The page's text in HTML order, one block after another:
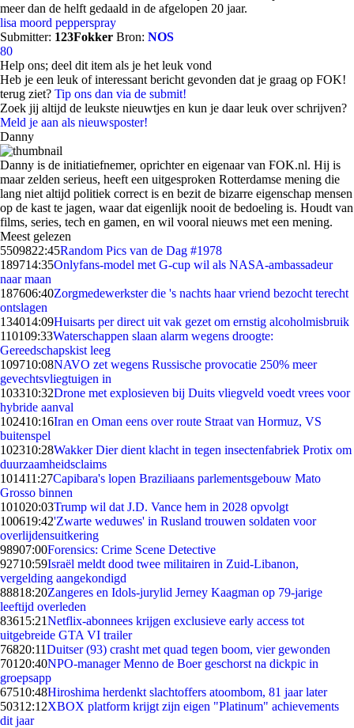
meer dan de helft gedaald in de afgelopen 20 jaar.
lisa moord pepperspray
Submitter: 123Fokker Bron: NOS
80
Help ons; deel dit item als je het leuk vond
Heb je een leuk of interessant bericht gevonden dat je graag op FOK!
terug ziet? Tip ons dan via de submit!
Zoek jij altijd de leukste nieuwtjes en kun je daar leuk over schrijven?
Meld je aan als nieuwsposter!
Danny
Danny is de initiatiefnemer, oprichter en eigenaar van FOK.nl. Hij is
maar zelden serieus, heeft een uitgesproken Rotterdamse mening die
lang niet altijd politiek correct is en bezit de bizarre eigenschap mensen
op de kast te jagen, waar dat eigenlijk nooit de bedoeling is. Houdt van
films, series, tech en gamen, en wil vooral nieuws met een mening.
Meest gelezen
5509822:45Random Pics van de Dag #1978
189714:35Onlyfans-model met G-cup wil als NASA-ambassadeur
naar maan
187606:40Zorgmedewerkster die 's nachts haar vriend bezocht terecht
ontslagen
134014:09Huisarts per direct uit vak gezet om ernstig alcoholmisbruik
110109:33Waterschappen slaan alarm wegens droogte:
Gereedschapskist leeg
109710:08NAVO zet wegens Russische provocatie 250% meer
gevechtsvliegtuigen in
103310:32Drone met explosieven bij Duits vliegveld voedt vrees voor
hybride aanval
102410:16Iran en Oman eens over route Straat van Hormuz, VS
buitenspel
102310:28Wakker Dier dient klacht in tegen insectenfabriek Protix om
duurzaamheidsclaims
101411:27Capibara's lopen Braziliaans parlementsgebouw Mato
Grosso binnen
101020:03Trump wil dat J.D. Vance hem in 2028 opvolgt
100619:42'Zwarte weduwes' in Rusland trouwen soldaten voor
overlijdensuitkering
98907:00Forensics: Crime Scene Detective
92710:59Israël meldt dood twee militairen in Zuid-Libanon,
vergelding aangekondigd
88818:20Zangeres en Idols-jurylid Jerney Kaagman op 79-jarige
leeftijd overleden
83615:21Netflix-abonnees krijgen exclusieve early access tot
uitgebreide GTA VI trailer
76820:11Duitser (93) crasht met quad tegen boom, vier gewonden
701 20:40NPO-manager Menno de Boer geschorst na dickpic in
groepsapp
67510:48Hiroshima herdenkt slachtoffers atoombom, 81 jaar later
50312:12XBOX platform krijgt zijn eigen "Platinum" achievements
dit jaar